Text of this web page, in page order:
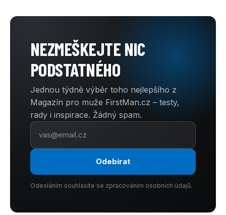
NEZMEŠKEJTE NIC
PODSTATNÉHO
Jednou týdně výběr toho nejlepšího z
Magazín pro muže FirstMan.cz – testy,
rady i inspirace. Žádný spam.
Odebírat
Odesláním souhlasíte se zpracováním osobních údajů.